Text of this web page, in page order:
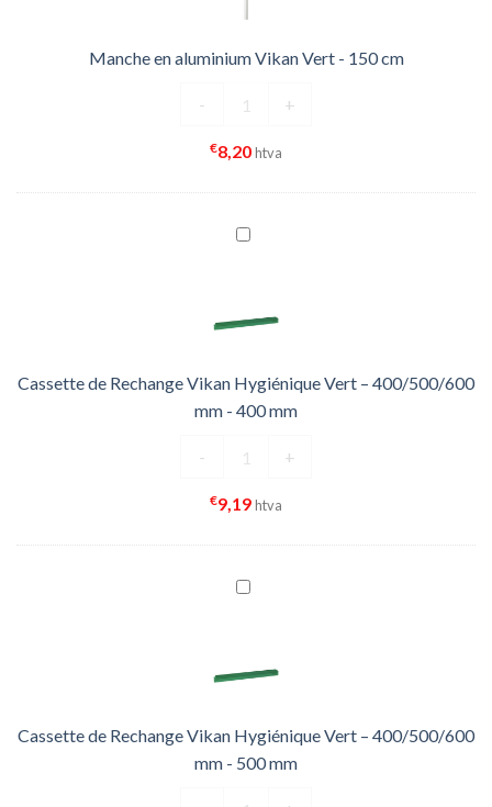
Manche en aluminium Vikan Vert - 150 cm
- +
€8,20htva
Cassette de Rechange Vikan Hygiénique Vert – 400/500/600
mm - 400 mm
- +
€9,19htva
Cassette de Rechange Vikan Hygiénique Vert – 400/500/600
mm - 500 mm